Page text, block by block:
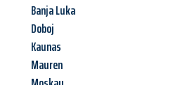
Banja Luka
Doboj
Kaunas
Mauren